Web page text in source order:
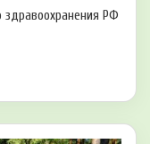
здравоохранения РФ